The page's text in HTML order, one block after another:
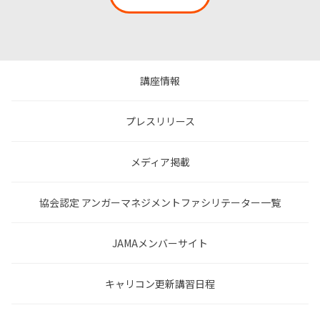
講座情報
プレスリリース
メディア掲載
協会認定 アンガーマネジメントファシリテーター一覧
JAMAメンバーサイト
キャリコン更新講習日程